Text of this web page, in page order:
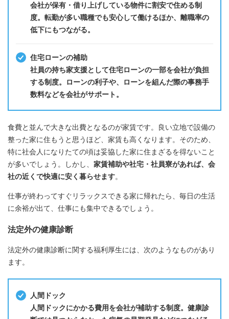
会社が保有・借り上げしている物件に割安で住める制
度。転勤が多い職種でも安心して働けるほか、離職率の
低下にもつながる。
住宅ローンの補助
社員の持ち家支援として住宅ローンの一部を会社が負担
する制度。ローンの利子や、ローンを組んだ際の事務手
数料などを会社がサポート。
食費と並んで大きな出費となるのが家賃です。良い立地で設備の
整った家に住もうと思うほど、家賃も高くなります。そのため、
特に社会人になりたての頃は妥協した家に住まざるを得ないこと
が多いでしょう。しかし、 家賃補助や社宅・社員寮があれば、会
社の近くで快適に安く暮らせます。
仕事が終わってすぐリラックスできる家に帰れたら、毎日の生活
に余裕が出て、仕事にも集中できるでしょう。
法定外の健康診断
法定外の健康診断に関する福利厚生には、次のようなものがあり
ます。
人間ドック
人間ドックにかかる費用を会社が補助する制度。健康診